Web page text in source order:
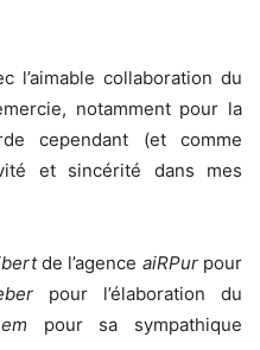
l’aimable collaboration du
notamment pour la
cependant (et comme
et sincérité dans mes
de l’agence aiRPurpour
pour l’élaboration du
pour sa sympathique